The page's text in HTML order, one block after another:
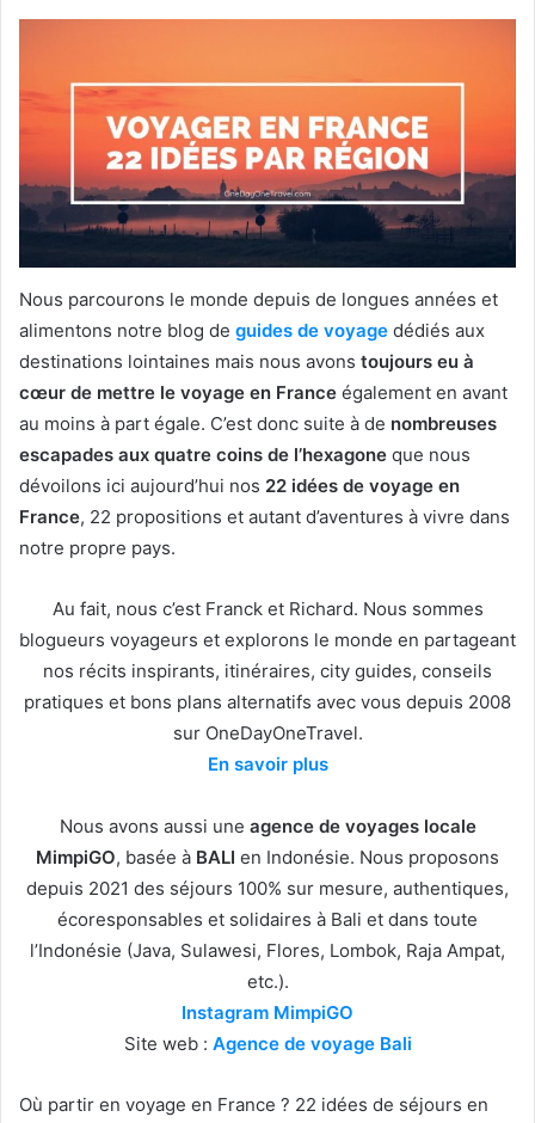
Nous parcourons le monde depuis de longues années et
alimentons notre blog de guides de voyage dédiés aux
destinations lointaines mais nous avons toujours eu à
cœur de mettre le voyage en France également en avant
au moins à part égale. C’est donc suite à de nombreuses
escapades aux quatre coins de l’hexagone que nous
dévoilons ici aujourd’hui nos 22 idées de voyage en
France, 22 propositions et autant d’aventures à vivre dans
notre propre pays.
Au fait, nous c’est Franck et Richard. Nous sommes
blogueurs voyageurs et explorons le monde en partageant
nos récits inspirants, itinéraires, city guides, conseils
pratiques et bons plans alternatifs avec vous depuis 2008
sur OneDayOneTravel.
En savoir plus
Nous avons aussi une agence de voyages locale
MimpiGO, basée à BALI en Indonésie. Nous proposons
depuis 2021 des séjours 100% sur mesure, authentiques,
écoresponsables et solidaires à Bali et dans toute
l’Indonésie (Java, Sulawesi, Flores, Lombok, Raja Ampat,
etc.).
Instagram MimpiGO
Site web : Agence de voyage Bali
Où partir en voyage en France ? 22 idées de séjours en